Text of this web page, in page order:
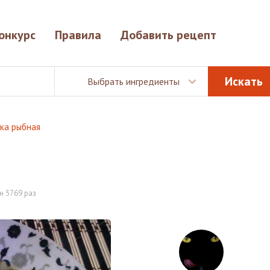
Правила Добавить рецепт
Выбрать ингредиенты
рыбная
5769 раз